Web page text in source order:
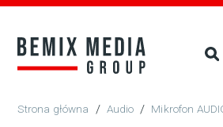
/ Audio / Mikrofon